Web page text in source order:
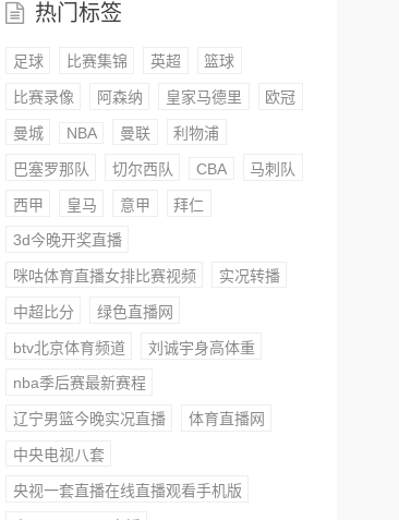
热门标签
足球 比赛集锦 英超 篮球
比赛录像 阿森纳 皇家马德里 欧冠
曼城 NBA 曼联 利物浦
巴塞罗那队 切尔西队 CBA 马刺队
西甲 皇马 意甲 拜仁
3d今晚开奖直播
咪咕体育直播女排比赛视频 实况转播
中超比分 绿色直播网
btv北京体育频道 刘诚宇身高体重
nba季后赛最新赛程
辽宁男篮今晚实况直播 体育直播网
中央电视八套
央视一套直播在线直播观看手机版